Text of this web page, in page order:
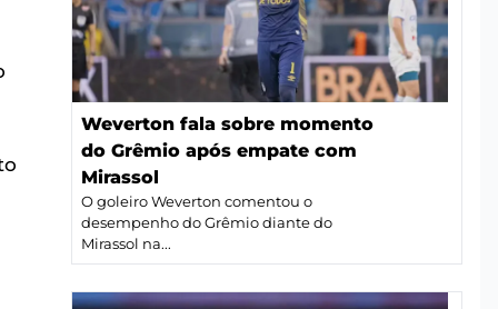
Weverton fala sobre momento
do Grêmio após empate com
Mirassol
O goleiro Weverton comentou o
desempenho do Grêmio diante do
Mirassol na...